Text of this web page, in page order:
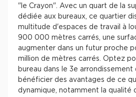
"le Crayon". Avec un quart de la
dédiée aux bureaux, ce quartier
multitude d'espaces de travail à
900 000 mètres carrés, une
augmenter dans un futur proche
million de mètres carrés. Optez
bureau dans le 3e arrondissement
bénéficier des avantages de ce
dynamique, notamment la qualité